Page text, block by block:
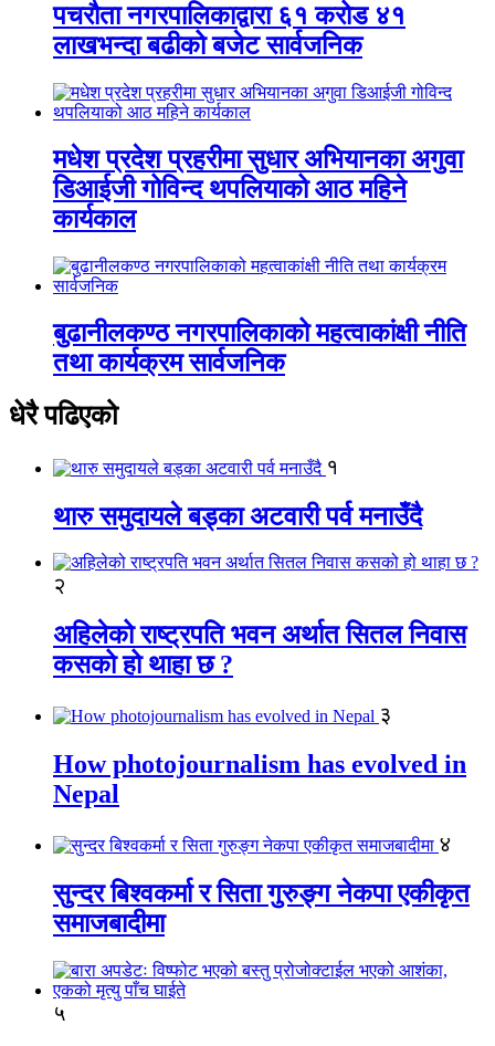
पचरौता नगरपालिकाद्वारा ६१ करोड ४१
लाखभन्दा बढीको बजेट सार्वजनिक
मधेश प्रदेश प्रहरीमा सुधार अभियानका अगुवा
डिआईजी गोविन्द थपलियाको आठ महिने
कार्यकाल
बुढानीलकण्ठ नगरपालिकाको महत्वाकांक्षी नीति
तथा कार्यक्रम सार्वजनिक
धेरै पढिएको
१
थारु समुदायले बड्का अटवारी पर्व मनाउँदै
२
अहिलेको राष्ट्रपति भवन अर्थात सितल निवास
कसको हो थाहा छ ?
३
How photojournalism has evolved in
Nepal
४
सुन्दर बिश्वकर्मा र सिता गुरुङ्ग नेकपा एकीकृत
समाजबादीमा
५